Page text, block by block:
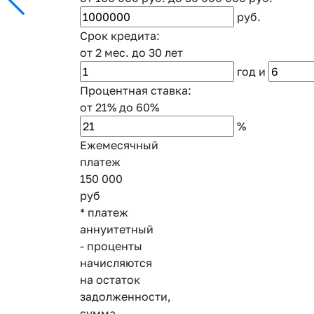
руб.
Срок кредита:
от 2 мес. до 30 лет
год и
Процентная ставка:
от 21% до 60%
%
Ежемесячный
платеж
150 000
руб
* платеж
аннуитетный
- проценты
начисляются
на остаток
задолженности,